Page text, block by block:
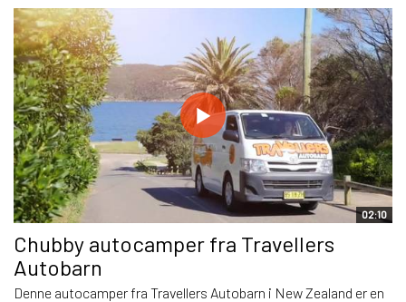
02:10
Chubby autocamper fra Travellers
Autobarn
Denne autocamper fra Travellers Autobarn i New Zealand er en